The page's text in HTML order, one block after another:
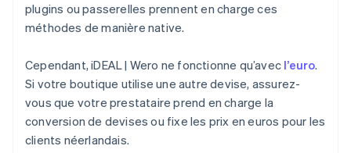
plugins ou passerelles prennent en charge ces
méthodes de manière native.
Cependant, iDEAL | Wero ne fonctionne qu’avec l’euro.
Si votre boutique utilise une autre devise, assurez-
vous que votre prestataire prend en charge la
conversion de devises ou fixe les prix en euros pour les
clients néerlandais.